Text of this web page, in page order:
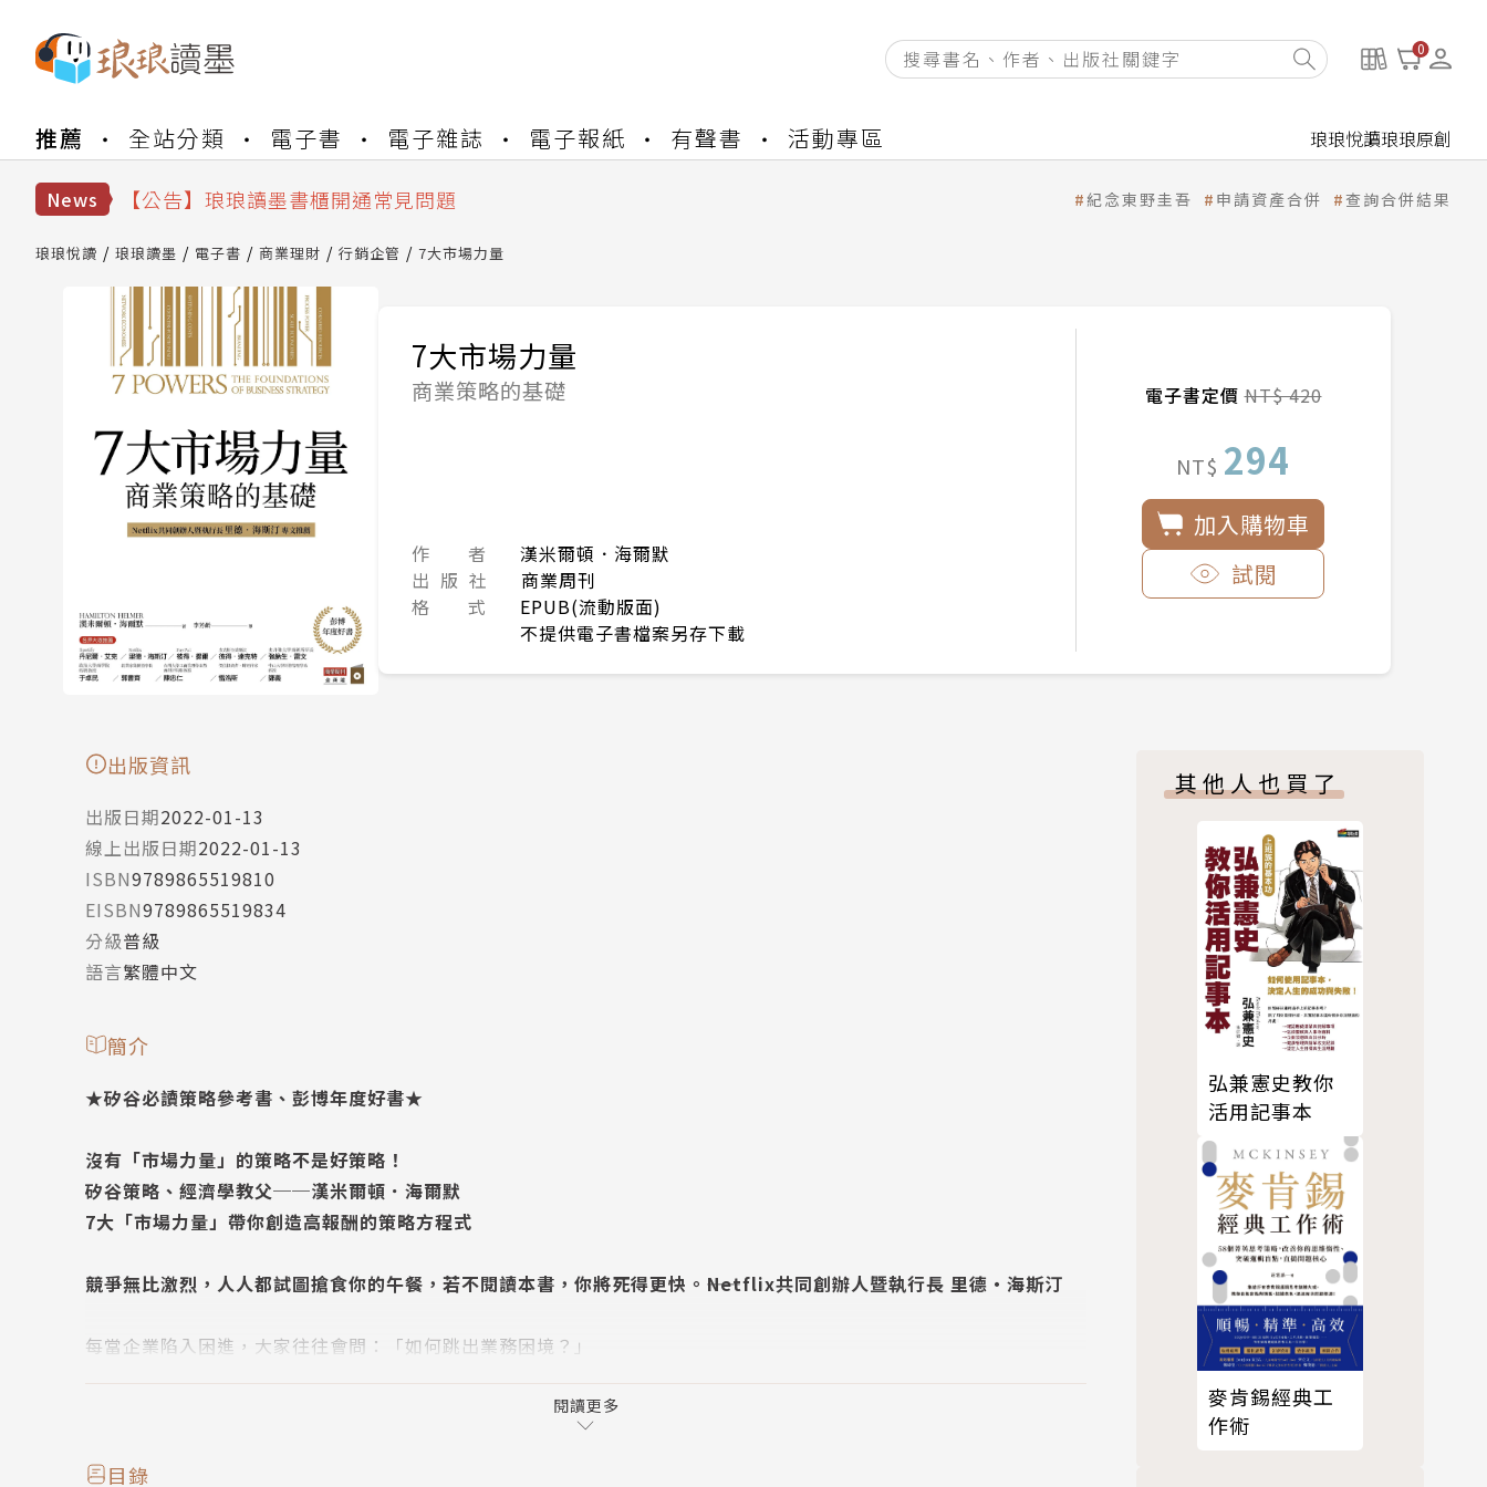
0
推薦 全站分類 電子書 電子雜誌 電子報紙 有聲書 活動專區 琅琅悅讀琅琅原創
News
【公告】琅琅讀墨數位閱讀資產合併與書櫃開通申請
【公告】琅琅讀墨 3 分鐘完成書櫃開通與資產合併申請圖文教學
【公告】琅琅讀墨數位閱讀資產合併與書櫃開通申請
紀念東野圭吾 申請資產合併 查詢合併結果
琅琅悅讀 琅琅讀墨 電子書 商業理財 行銷企管 7大市場力量
7大市場力量
商業策略的基礎
作 者
漢米爾頓．海爾默
出 版 社
商業周刊
格 式
EPUB(流動版面)
不提供電子書檔案另存下載
電子書定價NT$ 420
NT$ 294
加入購物車
試閱
出版資訊
出版日期2022-01-13
線上出版日期2022-01-13
ISBN9789865519810
EISBN9789865519834
分級普級
語言繁體中文
簡介
★矽谷必讀策略參考書、彭博年度好書★
沒有「市場力量」的策略不是好策略！
矽谷策略、經濟學教父──漢米爾頓．海爾默
7大「市場力量」帶你創造高報酬的策略方程式
競爭無比激烈，人人都試圖搶食你的午餐，若不閱讀本書，你將死得更快。――Netflix共同創辦人暨執行長 里德‧海斯汀
每當企業陷入困進，大家往往會問：「如何跳出業務困境？」
最好的答案是找到「護城河」，這不但可以幫助你減少工作強度與時間，同時還能保持利潤。
閱讀更多
目錄
其他人也買了
弘兼憲史教你
活用記事本
麥肯錫經典工
作術